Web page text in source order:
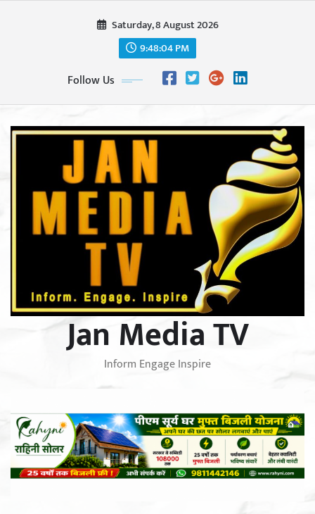
Saturday, 8 August 2026
9:48:06 PM
Follow Us
Jan Media TV
Inform Engage Inspire